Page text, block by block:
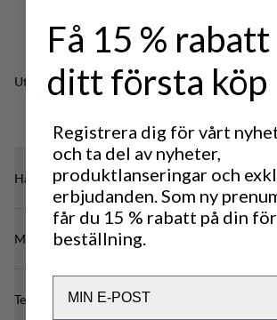
Utmärkt för
OUTDOOR LIFE
Hållbarhetsegenskaper
Material
Tekniska specifikationer
Få 15 % rabatt
ditt första köp
Registrera dig för vårt
och ta del av nyheter,
produktlanseringar och
erbjudanden. Som ny
får du 15 % rabatt på din
beställning.